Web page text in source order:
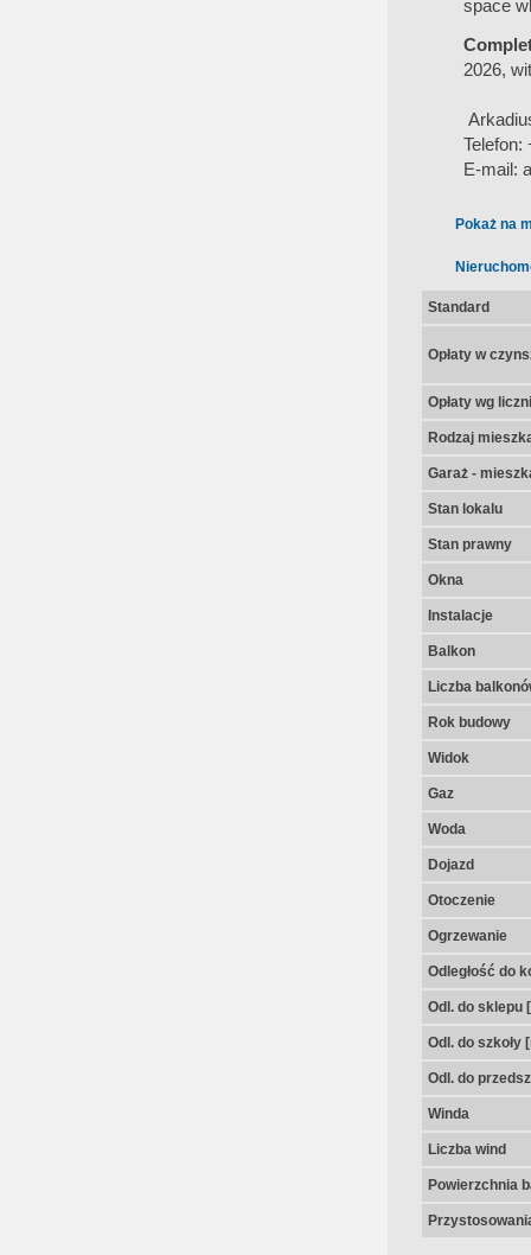
space
2026,
Telefon:
E-mail:
Pokaż na
Standard
Opłaty w
Opłaty wg
Rodzaj
Garaż -
Stan lokalu
Stan prawny
Okna
Instalacje
Balkon
Liczba
Rok budowy
Widok
Gaz
Woda
Dojazd
Otoczenie
Ogrzewanie
Odległość do
Odl. do sklepu
Odl. do szkoły
Odl. do
Winda
Liczba wind
Powierzchnia